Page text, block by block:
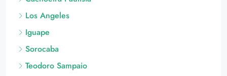
Los Angeles
Iguape
Sorocaba
Teodoro Sampaio